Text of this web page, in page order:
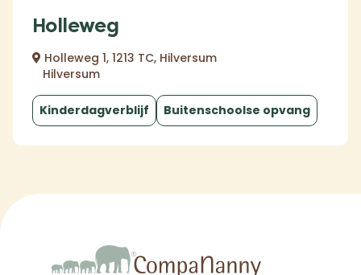
Holleweg
Holleweg 1, 1213 TC, Hilversum
Hilversum
Kinderdagverblijf Buitenschoolse opvang